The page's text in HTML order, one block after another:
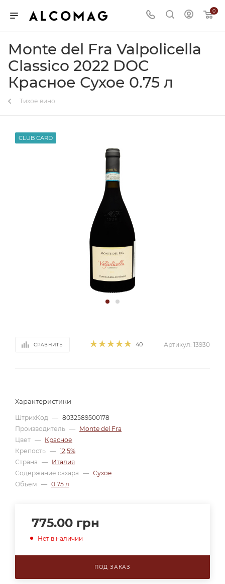
0
Monte del Fra Valpolicella
Classico 2022 DOC
Красное Сухое 0.75 л
Тихое вино
CLUB CARD
СРАВНИТЬ 40 Артикул: 13930
Характеристики
ШтрихКод — 8032589500178
Производитель — Monte del Fra
Цвет — Красное
Крепость — 12,5%
Страна — Италия
Содержание сахара — Сухое
Объем — 0.75 л
775.00 грн
Нет в наличии
ПОД ЗАКАЗ